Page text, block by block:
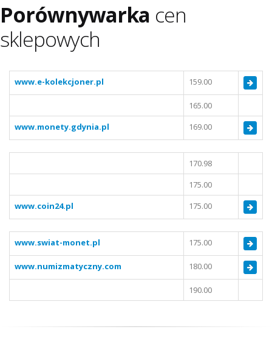
Porównywarka cen
sklepowych
www.e-kolekcjoner.pl 159.00
165.00
www.monety.gdynia.pl
169.00
170.98
175.00
www.coin24.pl
175.00
www.swiat-monet.pl 175.00
www.numizmatyczny.com 180.00
190.00